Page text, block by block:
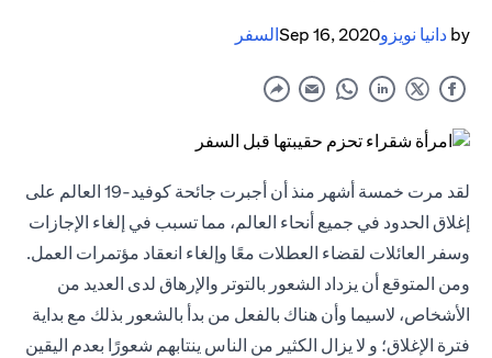
by دانيا نويزوSep 16, 2020السفر
لقد مرت خمسة أشهر منذ أن أجبرت جائحة كوفيد-19 العالم على
إغلاق الحدود في جميع أنحاء العالم، مما تسبب في إلغاء الإجازات
وسفر العائلات لقضاء العطلات معًا وإلغاء انعقاد مؤتمرات العمل.
ومن المتوقع أن يزداد الشعور بالتوتر والإرهاق لدى العديد من
الأشخاص، لاسيما وأن هناك بالفعل من بدأ بالشعور بذلك مع بداية
فترة الإغلاق؛ و لا يزال الكثير من الناس ينتابهم شعورًا بعدم اليقين